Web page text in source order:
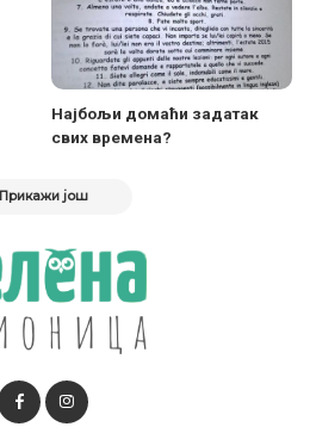
Најбољи домаћи задатак
свих времена?
Прикажи још